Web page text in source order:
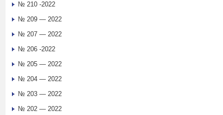
№ 210 -2022
№ 209 — 2022
№ 207 — 2022
№ 206 -2022
№ 205 — 2022
№ 204 — 2022
№ 203 — 2022
№ 202 — 2022